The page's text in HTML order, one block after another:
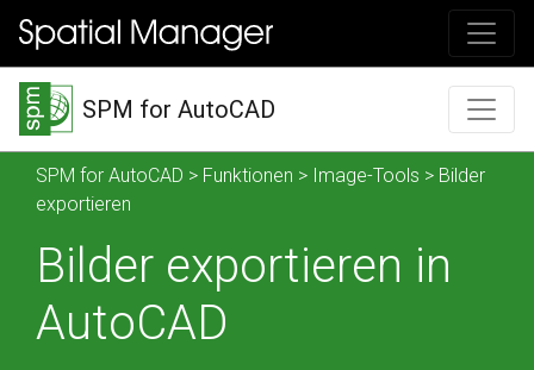
SPM for AutoCAD
SPM for AutoCAD > Funktionen > Image-Tools > Bilder
exportieren
Bilder exportieren in
AutoCAD